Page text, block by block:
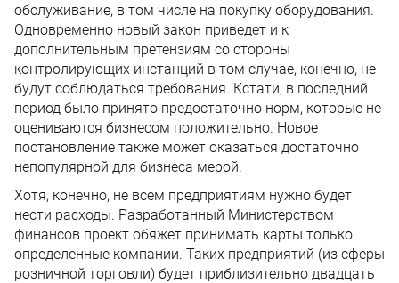
обслуживание, в том числе на покупку оборудования.
Одновременно новый закон приведет и к
дополнительным претензиям со стороны
контролирующих инстанций в том случае, конечно, не
будут соблюдаться требования. Кстати, в последний
период было принято предостаточно норм, которые не
оцениваются бизнесом положительно. Новое
постановление также может оказаться достаточно
непопулярной для бизнеса мерой.
Хотя, конечно, не всем предприятиям нужно будет
нести расходы. Разработанный Министерством
финансов проект обяжет принимать карты только
определенные компании. Таких предприятий (из сферы
розничной торговли) будет приблизительно двадцать